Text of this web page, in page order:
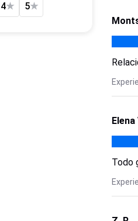
4★ 5★
Elena
Todo